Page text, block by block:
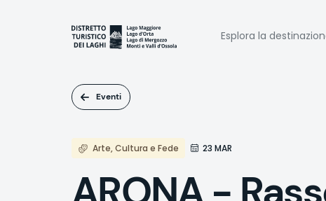
Esplora la
Eventi
Arte, Cultura e Fede 23 MAR